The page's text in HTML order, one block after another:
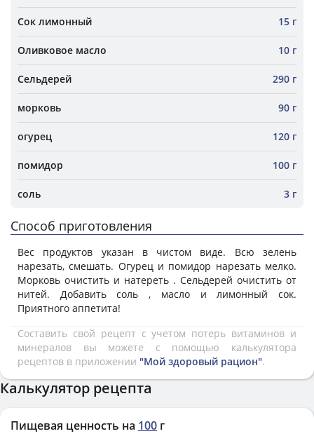
Сок лимонный 15 г
Оливковое масло 10 г
Сельдерей 290 г
морковь 90 г
огурец 120 г
помидор 100 г
соль 3 г
Способ приготовления
Вес продуктов указан в чистом виде. Всю зелень
нарезать, смешать. Огурец и помидор нарезать мелко.
Морковь очистить и натереть . Сельдерей очистить от
нитей. Добавить соль , масло и лимонный сок.
Приятного аппетита!
Составить свой рецепт с учетом потерь витаминов и
минералов вы можете с помощью калькулятора
рецептов в приложении "Мой здоровый рацион".
Калькулятор рецепта
Пищевая ценность на 100 г